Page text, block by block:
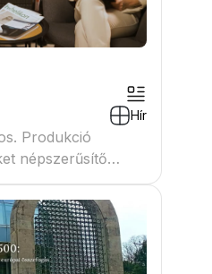
Hír
Produkció
népszerűsítő